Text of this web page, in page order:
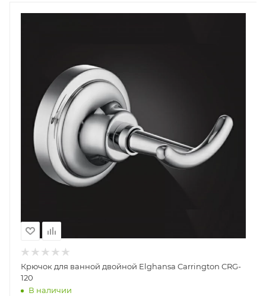
Крючок для ванной двойной Elghansa Carrington CRG-
120
В наличии